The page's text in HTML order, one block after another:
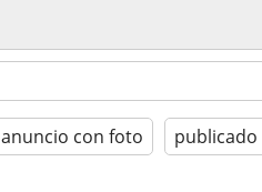
anuncio con foto publicado